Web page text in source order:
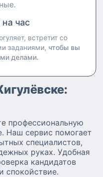
час
встретит со
заданиями, чтобы вы
делами.
профессиональную
Наш сервис помогает
специалистов,
руках. Удобная
кандидатов
спокойствие.